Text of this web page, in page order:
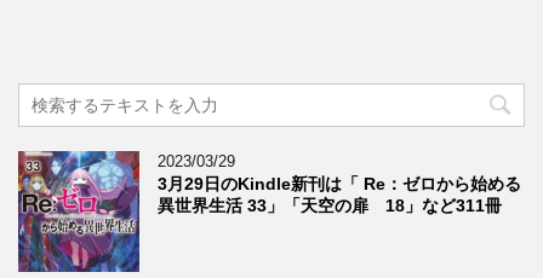
2023/03/29
3月29日のKindle新刊は「 Re：ゼロから始める
異世界生活 33」「天空の扉 18」など311冊